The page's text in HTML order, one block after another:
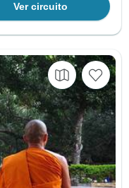
Ver circuito